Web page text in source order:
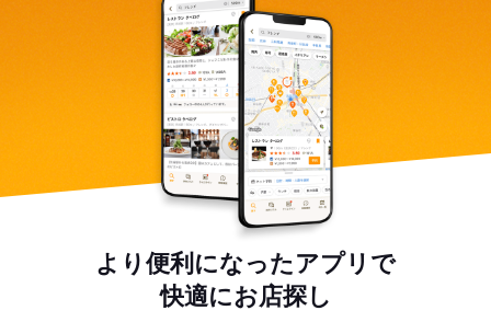
より便利になったアプリで
快適にお店探し